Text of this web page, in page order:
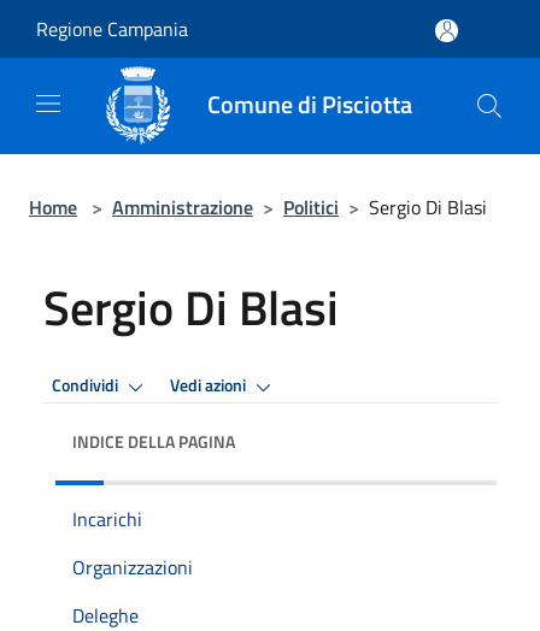
Regione Campania
Comune di Pisciotta
Home > Amministrazione > Politici > Sergio Di Blasi
Sergio Di Blasi
Condividi Vedi azioni
INDICE DELLA PAGINA
Incarichi
Organizzazioni
Deleghe